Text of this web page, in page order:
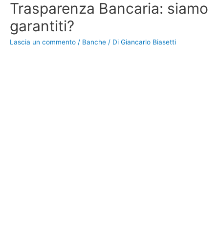
Trasparenza Bancaria: siamo
garantiti?
Lascia un commento / Banche / Di Giancarlo Biasetti